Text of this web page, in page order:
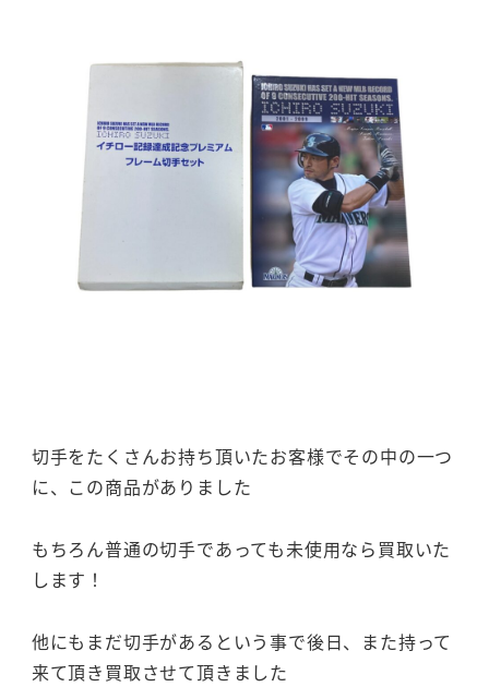
切手をたくさんお持ち頂いたお客様でその中の一つ
に、この商品がありました
もちろん普通の切手であっても未使用なら買取いた
します！
他にもまだ切手があるという事で後日、また持って
来て頂き買取させて頂きました